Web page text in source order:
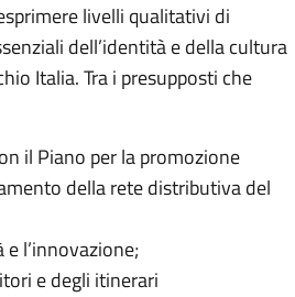
livelli qualitativi di
dell’identità e della cultura
Italia. Tra i presupposti che
il Piano per la promozione
della rete distributiva del
l’innovazione;
e degli itinerari